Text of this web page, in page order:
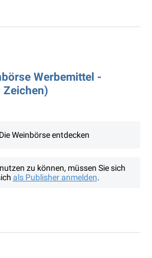
Werbemittel -
Zeichen)
Weinbörse entdecken
zu können, müssen Sie sich
als Publisher anmelden.